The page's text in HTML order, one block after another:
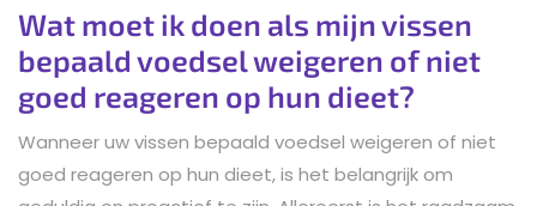
Wat moet ik doen als mijn vissen
bepaald voedsel weigeren of niet
goed reageren op hun dieet?
Wanneer uw vissen bepaald voedsel weigeren of niet
goed reageren op hun dieet, is het belangrijk om